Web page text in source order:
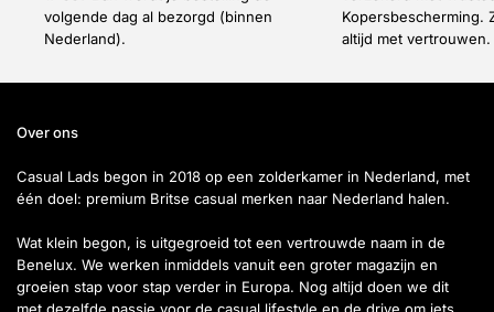
volgende dag al bezorgd (binnen
Nederland).
Kopersbescherming.
altijd met vertrouwen.
Over ons
Casual Lads begon in 2018 op een zolderkamer in Nederland, met
één doel: premium Britse casual merken naar Nederland halen.
Wat klein begon, is uitgegroeid tot een vertrouwde naam in de
Benelux. We werken inmiddels vanuit een groter magazijn en
groeien stap voor stap verder in Europa. Nog altijd doen we dit
met dezelfde passie voor de casual lifestyle en de drive om iets